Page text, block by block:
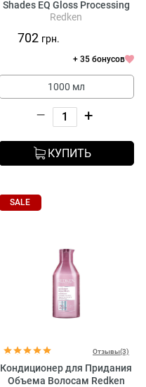
Shades EQ Gloss Processing
Solution
Redken
702 грн.
+ 35 бонусов
1000 мл
– +
КУПИТЬ
SALE
Отзывы(3)
Кондиционер для Придания
Объема Волосам Redken